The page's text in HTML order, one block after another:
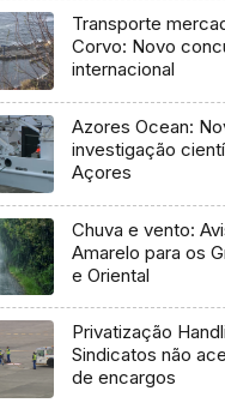
Transporte
Corvo: Novo
internacional
Azores Ocean:
investigação
Açores
Chuva e vento:
Amarelo para os
e Oriental
Privatização
Sindicatos não
de encargos